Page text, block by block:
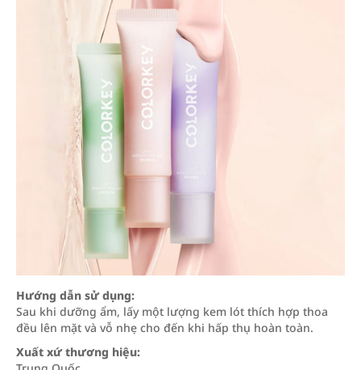
Hướng dẫn sử dụng:
Sau khi dưỡng ẩm, lấy một lượng kem lót thích hợp thoa
đều lên mặt và vỗ nhẹ cho đến khi hấp thụ hoàn toàn.
Xuất xứ thương hiệu: